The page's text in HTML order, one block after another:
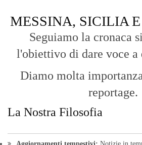
MESSINA, SICILIA
Seguiamo la cronaca
l'obiettivo di dare voce a
Diamo molta
reportage.
La Nostra Filosofia